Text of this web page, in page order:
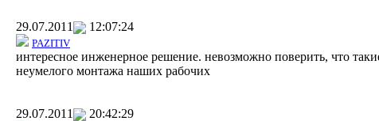
29.07.2011 12:07:24
PAZITIV
интересное инженерное решение. невозможно поверить, что
неумелого монтажа наших рабочих
29.07.2011 20:42:29